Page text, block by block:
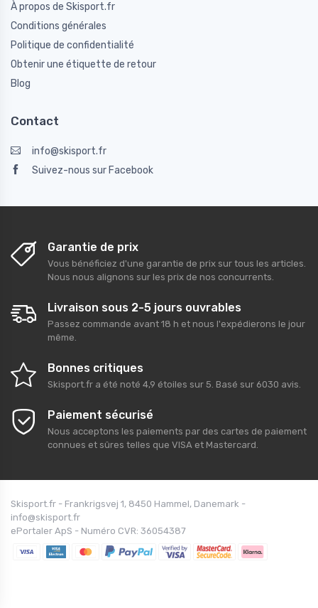
À propos de Skisport.fr
Conditions générales
Politique de confidentialité
Obtenir une étiquette de retour
Blog
Contact
info@skisport.fr
Suivez-nous sur Facebook
Garantie de prix
Vous bénéficiez d'une garantie de prix sur tous les articles.
Nous nous alignons sur les prix de nos concurrents.
Livraison sous 2-5 jours ouvrables
Passez commande avant 18 h et nous l'expédierons le jour
même.
Bonnes critiques
Skisport.fr a été noté 4,9 étoiles sur 5. Basé sur 6030 avis.
Paiement sécurisé
Nous acceptons les paiements par des cartes de paiement
connues et sûres telles que VISA et Mastercard.
Skisport.fr - Frankrigsvej 1, 8450 Hammel, Danemark -
info@skisport.fr
ePortaler ApS - Numéro CVR: 36054387